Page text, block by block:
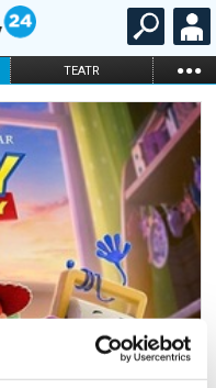
TEATR ...
STAND-UP
KARNETY